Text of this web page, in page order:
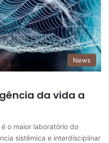
News
da vida a
o maior laboratório do
sistêmica e interdisciplinar